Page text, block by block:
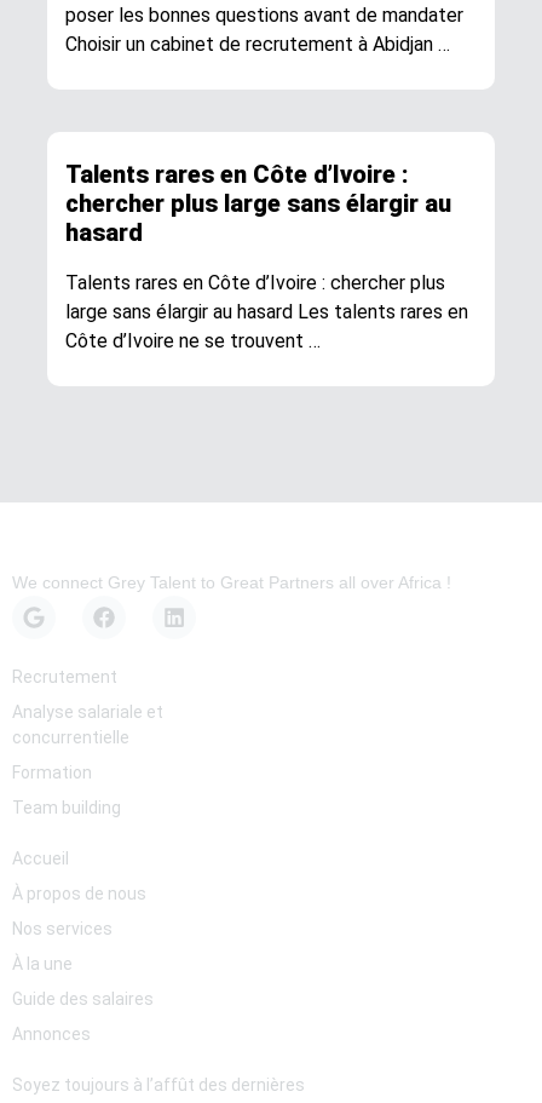
poser les bonnes questions avant de mandater
Choisir un cabinet de recrutement à Abidjan …
Talents rares en Côte d’Ivoire :
chercher plus large sans élargir au
hasard
Talents rares en Côte d’Ivoire : chercher plus
large sans élargir au hasard Les talents rares en
Côte d’Ivoire ne se trouvent …
We connect Grey Talent to Great Partners all over Africa !
Accueil
À propos de nous
Nos services
À la une
Guide des salaires
Annonces
Recrutement
Analyse salariale et
concurrentielle
Formation
Team building
Soyez toujours à l’affût des dernières